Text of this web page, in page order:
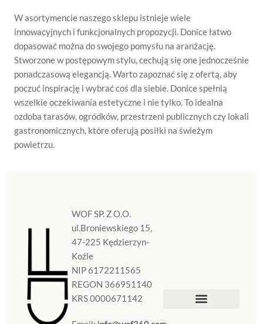
W asortymencie naszego sklepu istnieje wiele
innowacyjnych i funkcjonalnych propozycji. Donice łatwo
dopasować można do swojego pomysłu na aranżację.
Stworzone w postępowym stylu, cechują się one jednocześnie
ponadczasową elegancją. Warto zapoznać się z ofertą, aby
poczuć inspirację i wybrać coś dla siebie. Donice spełnią
wszelkie oczekiwania estetyczne i nie tylko. To idealna
ozdoba tarasów, ogródków, przestrzeni publicznych czy lokali
gastronomicznych, które oferują posiłki na świeżym
powietrzu.
WOF SP. Z O.O.
ul.Broniewskiego 15,
47-225 Kędzierzyn-
Koźle
NIP 6172211565
REGON 366951140
KRS 0000671142